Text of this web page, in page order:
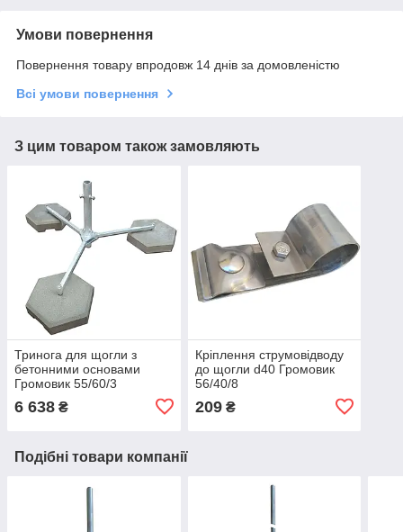
Умови повернення
Повернення товару впродовж 14 днів за домовленістю
Всі умови повернення
З цим товаром також замовляють
Тринога для щогли з
бетонними основами
Громовик 55/60/3
6 638 ₴
Кріплення струмовідводу
до щогли d40 Громовик
56/40/8
209₴
Подібні товари компанії